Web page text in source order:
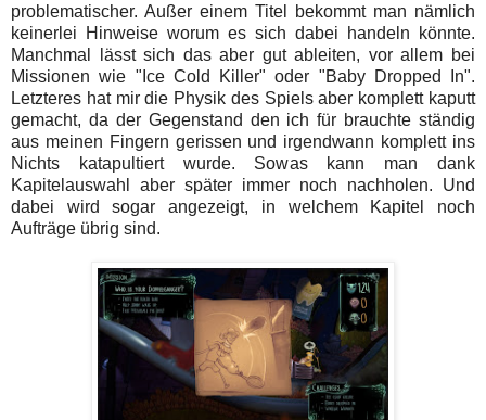
problematischer. Außer einem Titel bekommt man nämlich
keinerlei Hinweise worum es sich dabei handeln könnte.
Manchmal lässt sich das aber gut ableiten, vor allem bei
Missionen wie "Ice Cold Killer" oder "Baby Dropped In".
Letzteres hat mir die Physik des Spiels aber komplett kaputt
gemacht, da der Gegenstand den ich für brauchte ständig
aus meinen Fingern gerissen und irgendwann komplett ins
Nichts katapultiert wurde. Sowas kann man dank
Kapitelauswahl aber später immer noch nachholen. Und
dabei wird sogar angezeigt, in welchem Kapitel noch
Aufträge übrig sind.